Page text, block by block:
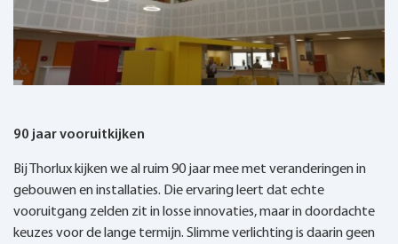
90 jaar vooruitkijken
Bij Thorlux kijken we al ruim 90 jaar mee met veranderingen in
gebouwen en installaties. Die ervaring leert dat echte
vooruitgang zelden zit in losse innovaties, maar in doordachte
keuzes voor de lange termijn. Slimme verlichting is daarin geen